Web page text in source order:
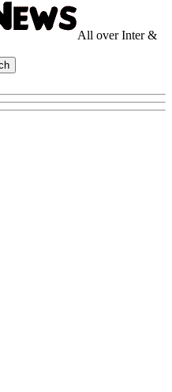
All over Inter &